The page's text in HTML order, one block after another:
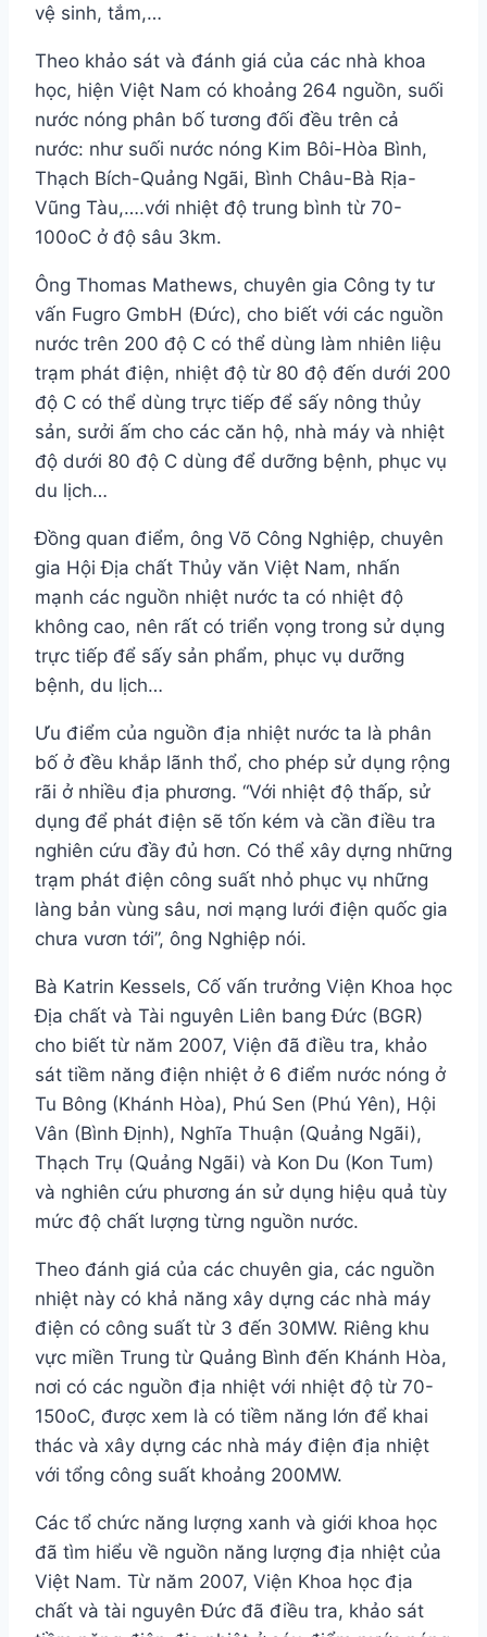
vệ sinh, tắm,…
Theo khảo sát và đánh giá của các nhà khoa
học, hiện Việt Nam có khoảng 264 nguồn, suối
nước nóng phân bố tương đối đều trên cả
nước: như suối nước nóng Kim Bôi-Hòa Bình,
Thạch Bích-Quảng Ngãi, Bình Châu-Bà Rịa-
Vũng Tàu,….với nhiệt độ trung bình từ 70-
100oC ở độ sâu 3km.
Ông Thomas Mathews, chuyên gia Công ty tư
vấn Fugro GmbH (Đức), cho biết với các nguồn
nước trên 200 độ C có thể dùng làm nhiên liệu
trạm phát điện, nhiệt độ từ 80 độ đến dưới 200
độ C có thể dùng trực tiếp để sấy nông thủy
sản, sưởi ấm cho các căn hộ, nhà máy và nhiệt
độ dưới 80 độ C dùng để dưỡng bệnh, phục vụ
du lịch…
Đồng quan điểm, ông Võ Công Nghiệp, chuyên
gia Hội Địa chất Thủy văn Việt Nam, nhấn
mạnh các nguồn nhiệt nước ta có nhiệt độ
không cao, nên rất có triển vọng trong sử dụng
trực tiếp để sấy sản phẩm, phục vụ dưỡng
bệnh, du lịch…
Ưu điểm của nguồn địa nhiệt nước ta là phân
bố ở đều khắp lãnh thổ, cho phép sử dụng rộng
rãi ở nhiều địa phương. “Với nhiệt độ thấp, sử
dụng để phát điện sẽ tốn kém và cần điều tra
nghiên cứu đầy đủ hơn. Có thể xây dựng những
trạm phát điện công suất nhỏ phục vụ những
làng bản vùng sâu, nơi mạng lưới điện quốc gia
chưa vươn tới”, ông Nghiệp nói.
Bà Katrin Kessels, Cố vấn trưởng Viện Khoa học
Địa chất và Tài nguyên Liên bang Đức (BGR)
cho biết từ năm 2007, Viện đã điều tra, khảo
sát tiềm năng điện nhiệt ở 6 điểm nước nóng ở
Tu Bông (Khánh Hòa), Phú Sen (Phú Yên), Hội
Vân (Bình Định), Nghĩa Thuận (Quảng Ngãi),
Thạch Trụ (Quảng Ngãi) và Kon Du (Kon Tum)
và nghiên cứu phương án sử dụng hiệu quả tùy
mức độ chất lượng từng nguồn nước.
Theo đánh giá của các chuyên gia, các nguồn
nhiệt này có khả năng xây dựng các nhà máy
điện có công suất từ 3 đến 30MW. Riêng khu
vực miền Trung từ Quảng Bình đến Khánh Hòa,
nơi có các nguồn địa nhiệt với nhiệt độ từ 70-
150oC, được xem là có tiềm năng lớn để khai
thác và xây dựng các nhà máy điện địa nhiệt
với tổng công suất khoảng 200MW.
Các tổ chức năng lượng xanh và giới khoa học
đã tìm hiểu về nguồn năng lượng địa nhiệt của
Việt Nam. Từ năm 2007, Viện Khoa học địa
chất và tài nguyên Đức đã điều tra, khảo sát